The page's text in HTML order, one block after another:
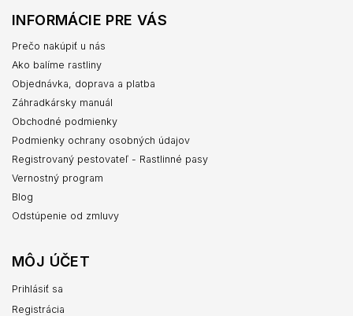
INFORMÁCIE PRE VÁS
Prečo nakúpiť u nás
Ako balíme rastliny
Objednávka, doprava a platba
Záhradkársky manuál
Obchodné podmienky
Podmienky ochrany osobných údajov
Registrovaný pestovateľ - Rastlinné pasy
Vernostný program
Blog
Odstúpenie od zmluvy
MÔJ ÚČET
Prihlásiť sa
Registrácia